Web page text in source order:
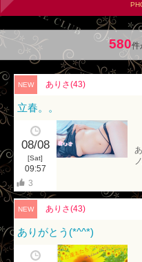
580件
NEW ありさ(43)
立春。。
08/08
[Sat]
09:57
3
NEW ありさ(43)
ありがとう(*^^*)